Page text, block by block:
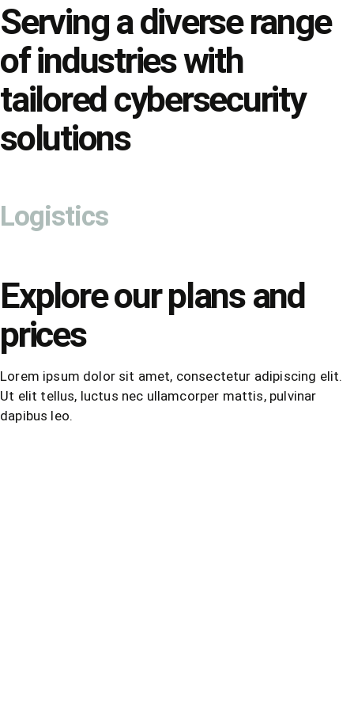
Serving a diverse range
of industries with
tailoredcybersecurity
solutions
Logistics
Explore ourplans and
prices
Lorem ipsum dolor sit amet, consectetur adipiscing elit.
Ut elit tellus, luctus nec ullamcorper mattis, pulvinar
dapibus leo.